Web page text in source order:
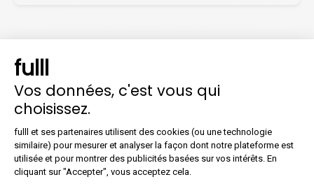
fulll
Vos données, c'est vous qui
choisissez.
Plateforme de Gestion du
fulll et ses partenaires utilisent des cookies (ou une technologie
similaire) pour mesurer et analyser la façon dont notre plateforme est
utilisée et pour montrer des publicités basées sur vos intérêts. En
cliquant sur "Accepter", vous acceptez cela.
Axeptio consent
Les questions les plus
Est-ce facile pour les utilisateurs ?